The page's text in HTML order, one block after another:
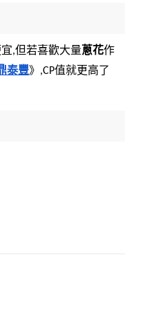
,但若喜歡大量蔥花作
泰豐》,CP值就更高了